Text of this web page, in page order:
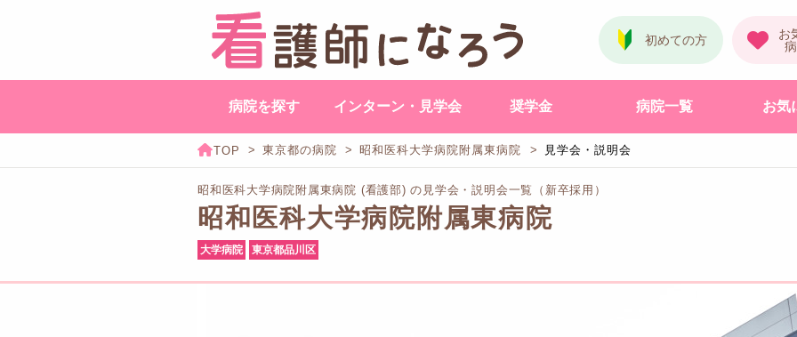
病院を探す インターン・見学会 奨学金 病院一覧 お気
東京都の病院 昭和医科大学病院附属東病院 見学会・説明会
昭和医科大学病院附属東病院 (看護部) の見学会・説明会一覧（新卒採用）
昭和医科大学病院附属東病院
大学病院 東京都品川区